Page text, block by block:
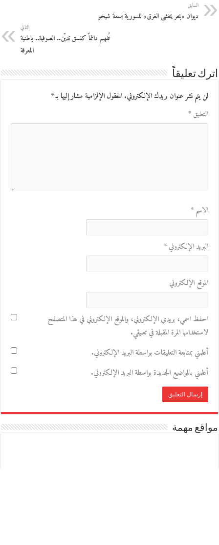
السابق
ديوان «بحر يخشى الغرق» للسورية بسمة شيخو
التالي
تُفهم دائماً كنسق تديّن.. الصوفية.. باطنية
المعرفة
اترك تعليقاً
لن يتم نشر عنوان بريدك الإلكتروني.الحقول الإلزامية مشار إليها بـ*
التعليق*
الاسم*
البريد الإلكتروني*
الموقع الإلكتروني
احفظ اسمي، بريدي الإلكتروني، والموقع الإلكتروني في هذا المتصفح
لاستخدامها المرة المقبلة في تعليقي.
أعلمني بمتابعة التعليقات بواسطة البريد الإلكتروني.
أعلمني بالمواضيع الجديدة بواسطة البريد الإلكتروني.
مواقع مهمة